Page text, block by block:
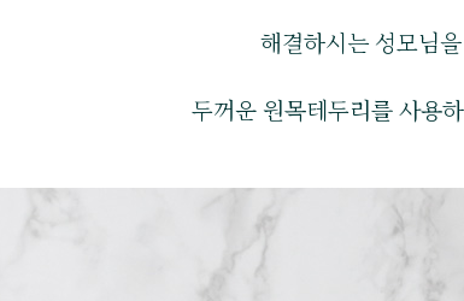
해결하시는 성모님
두꺼운 원목테두리를 사용